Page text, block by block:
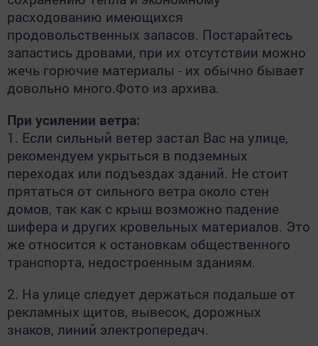
расходованию имеющихся
продовольственных запасов. Постарайтесь
запастись дровами, при их отсутствии можно
жечь горючие материалы - их обычно бывает
довольно много.Фото из архива.
При усилении ветра:
1. Если сильный ветер застал Вас на улице,
рекомендуем укрыться в подземных
переходах или подъездах зданий. Не стоит
прятаться от сильного ветра около стен
домов, так как с крыш возможно падение
шифера и других кровельных материалов. Это
же относится к остановкам общественного
транспорта, недостроенным зданиям.
2. На улице следует держаться подальше от
рекламных щитов, вывесок, дорожных
знаков, линий электропередач.